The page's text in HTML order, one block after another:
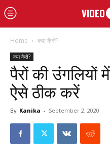
VIDEO
Home क्या कैसे?
क्या कैसे?
पैरों की उंगलियों
ऐसे ठीक करें
By Kanika - September 2, 2020